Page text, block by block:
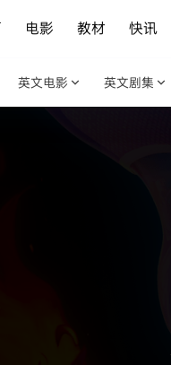
电影 教材 快讯
英文电影 英文剧集